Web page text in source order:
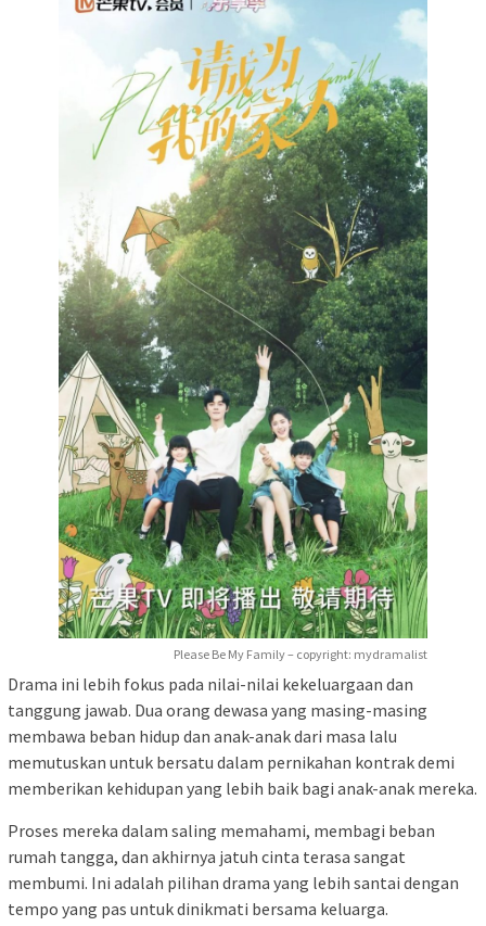
Please Be My Family – copyright: mydramalist
Drama ini lebih fokus pada nilai-nilai kekeluargaan dan
tanggung jawab. Dua orang dewasa yang masing-masing
membawa beban hidup dan anak-anak dari masa lalu
memutuskan untuk bersatu dalam pernikahan kontrak demi
memberikan kehidupan yang lebih baik bagi anak-anak mereka.
Proses mereka dalam saling memahami, membagi beban
rumah tangga, dan akhirnya jatuh cinta terasa sangat
membumi. Ini adalah pilihan drama yang lebih santai dengan
tempo yang pas untuk dinikmati bersama keluarga.